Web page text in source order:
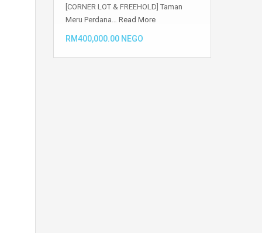
[CORNER LOT & FREEHOLD] Taman
Meru Perdana… Read More
RM400,000.00 NEGO